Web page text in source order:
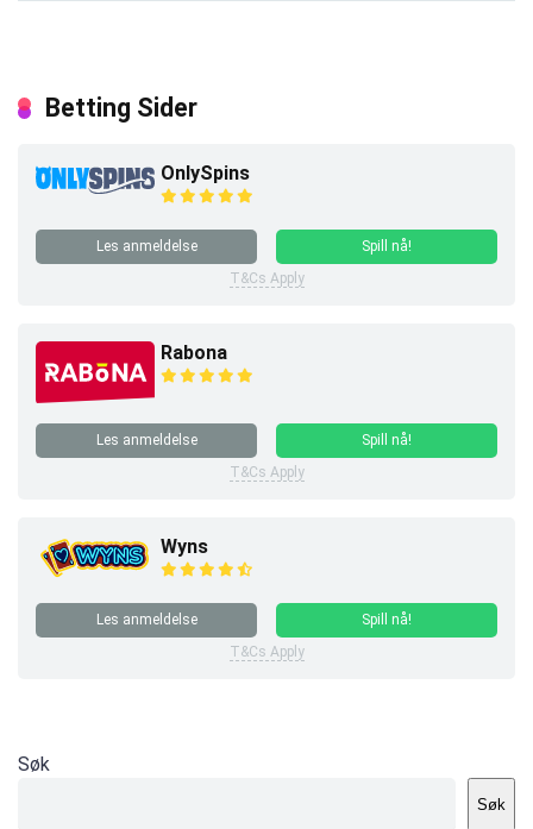
Betting Sider
OnlySpins
Les anmeldelse
Spill nå!
T&Cs Apply
Rabona
Les anmeldelse
Spill nå!
T&Cs Apply
Wyns
Les anmeldelse
Spill nå!
T&Cs Apply
Søk
Søk